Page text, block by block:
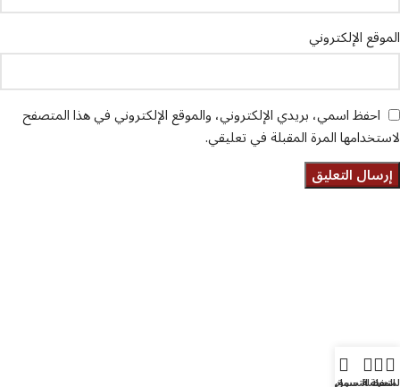
الموقع الإلكتروني
احفظ اسمي، بريدي الإلكتروني، والموقع الإلكتروني في هذا المتصفح
لاستخدامها المرة المقبلة في تعليقي.